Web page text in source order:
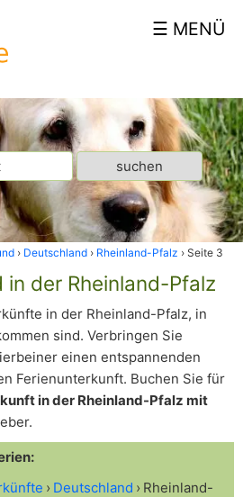
Deutschland Rheinland-Pfalz Seite 3
in der Rheinland-Pfalz
in der Rheinland-Pfalz, in
sind. Verbringen Sie
einen entspannenden
Ferienunterkunft. Buchen Sie für
in der Rheinland-Pfalz mit
Deutschland
Rheinland-